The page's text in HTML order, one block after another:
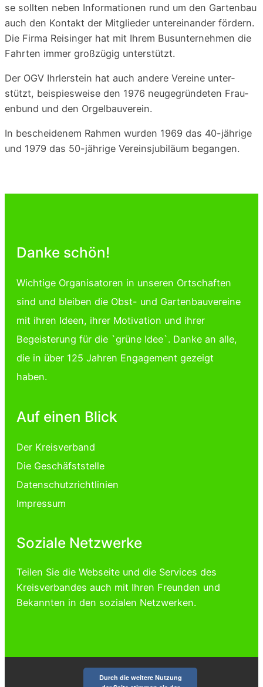
se soll­ten neben Infor­ma­tio­nen rund um den Gar­ten­bau
auch den Kon­takt der Mit­glie­der unter­ein­an­der för­dern.
Die Fir­ma Rei­sin­ger hat mit Ihrem Bus­un­ter­neh­men die
Fahr­ten immer groß­zü­gig unterstützt.
Der OGV Ihr­ler­stein hat auch ande­re Ver­ei­ne unter­
stützt, bei­spies­wei­se den 1976 neu­ge­grün­de­ten Frau­
en­bund und den Orgelbauverein.
In beschei­de­nem Rah­men wur­den 1969 das 40-jäh­ri­ge
und 1979 das 50-jäh­ri­ge Ver­eins­ju­bi­lä­um begangen.
Danke schön!
Wichtige Organisatoren in unseren Ortschaften
sind und bleiben die Obst- und Gartenbauvereine
mit ihren Ideen, ihrer Motivation und ihrer
Begeisterung für die `grüne Idee`. Danke an alle,
die in über 125 Jahren Engagement gezeigt
haben.
Auf einen Blick
Der Kreisverband
Die Geschäfststelle
Datenschutzrichtlinien
Impressum
Soziale Netzwerke
Teilen Sie die Webseite und die Services des
Kreisverbandes auch mit Ihren Freunden und
Bekannten in den sozialen Netzwerken.
Durch die weitere Nutzung